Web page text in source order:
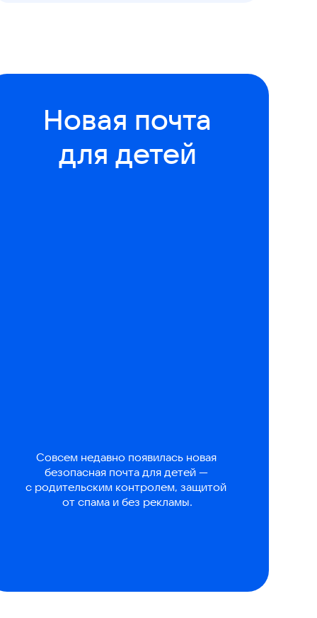
Новая почта
для детей
Совсем недавно появилась новая
безопасная почта для детей —
с родительским контролем, защитой
от спама и без рекламы.